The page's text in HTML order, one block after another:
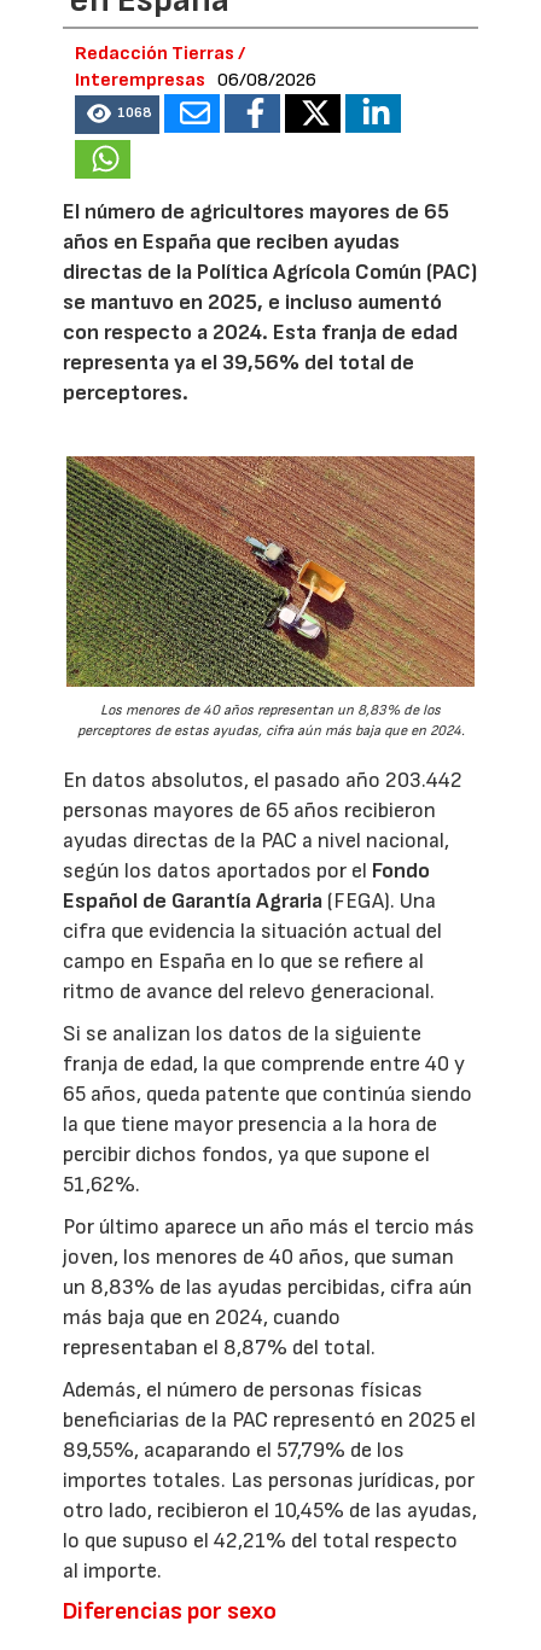
Redacción Tierras /
Interempresas
06/08/2026
1068
El número de agricultores mayores de 65
años en España que reciben ayudas
directas de la Política Agrícola Común (PAC)
se mantuvo en 2025, e incluso aumentó
con respecto a 2024. Esta franja de edad
representa ya el 39,56% del total de
perceptores.
Los menores de 40 años representan un 8,83% de los
perceptores de estas ayudas, cifra aún más baja que en 2024.
En datos absolutos, el pasado año 203.442
personas mayores de 65 años recibieron
ayudas directas de la PAC a nivel nacional,
según los datos aportados por el Fondo
Español de Garantía Agraria (FEGA). Una
cifra que evidencia la situación actual del
campo en España en lo que se refiere al
ritmo de avance del relevo generacional.
Si se analizan los datos de la siguiente
franja de edad, la que comprende entre 40 y
65 años, queda patente que continúa siendo
la que tiene mayor presencia a la hora de
percibir dichos fondos, ya que supone el
51,62%.
Por último aparece un año más el tercio más
joven, los menores de 40 años, que suman
un 8,83% de las ayudas percibidas, cifra aún
más baja que en 2024, cuando
representaban el 8,87% del total.
Además, el número de personas físicas
beneficiarias de la PAC representó en 2025 el
89,55%, acaparando el 57,79% de los
importes totales. Las personas jurídicas, por
otro lado, recibieron el 10,45% de las ayudas,
lo que supuso el 42,21% del total respecto
al importe.
Diferencias por sexo